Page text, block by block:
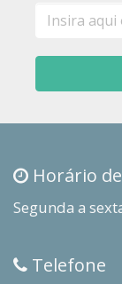
mail
Horário
Segunda a
Telefone